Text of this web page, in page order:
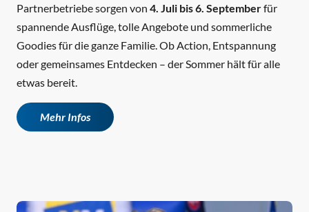
Partnerbetriebe sorgen von 4. Juli bis 6. Septemberfür
spannende Ausflüge, tolle Angebote und sommerliche
Goodies für die ganze Familie. Ob Action, Entspannung
oder gemeinsames Entdecken – der Sommer hält für alle
etwas bereit.
Mehr Infos